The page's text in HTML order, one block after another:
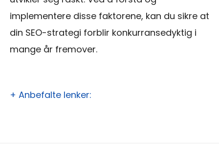
implementere disse faktorene, kan du sikre at
din SEO-strategi forblir konkurransedyktig i
mange år fremover.
+ Anbefalte lenker: